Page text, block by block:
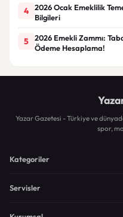
4
2026 Ocak Emeklilik
Bilgileri
5
2026 Emekli Zammı:
Ödeme Hesaplama!
Yazar Gazetesi - Türkiye ve
spor,
Kategoriler
Servisler